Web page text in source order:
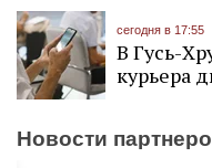
сегодня в 17:55
В Гусь-
курьера
Новости